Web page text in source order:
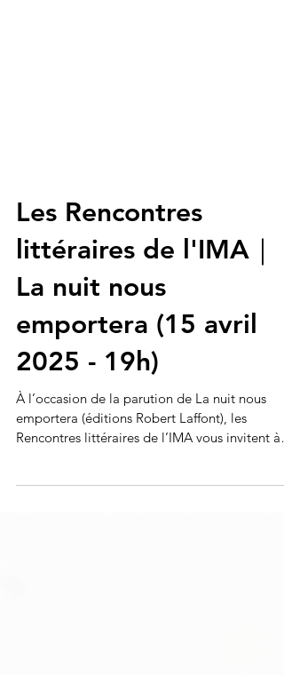
Les Rencontres
littéraires de l'IMA｜
La nuit nous
emportera (15 avril
2025 - 19h)
À l’occasion de la parution de La nuit nous
une discussion avec son auteur, Mahi Binebine.